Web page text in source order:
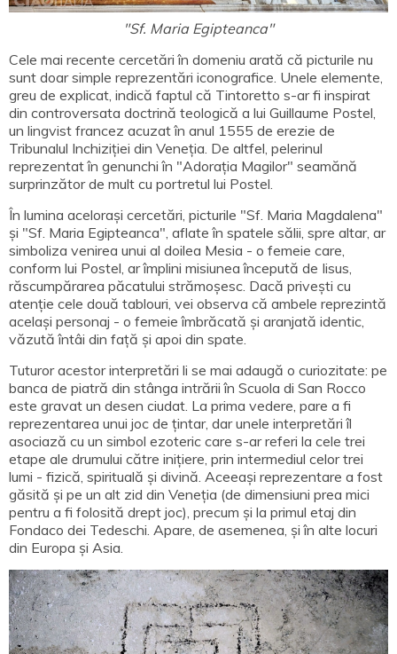
"Sf. Maria Egipteanca"
Cele mai recente cercetări în domeniu arată că picturile nu
sunt doar simple reprezentări iconografice. Unele elemente,
greu de explicat, indică faptul că Tintoretto s-ar fi inspirat
din controversata doctrină teologică a lui Guillaume Postel,
un lingvist francez acuzat în anul 1555 de erezie de
Tribunalul Inchiziției din Veneția. De altfel, pelerinul
reprezentat în genunchi în "Adorația Magilor" seamănă
surprinzător de mult cu portretul lui Postel.
În lumina acelorași cercetări, picturile "Sf. Maria Magdalena"
și "Sf. Maria Egipteanca", aflate în spatele sălii, spre altar, ar
simboliza venirea unui al doilea Mesia - o femeie care,
conform lui Postel, ar împlini misiunea începută de Iisus,
răscumpărarea păcatului strămoșesc. Dacă privești cu
atenție cele două tablouri, vei observa că ambele reprezintă
același personaj - o femeie îmbrăcată și aranjată identic,
văzută întâi din față și apoi din spate.
Tuturor acestor interpretări li se mai adaugă o curiozitate: pe
banca de piatră din stânga intrării în Scuola di San Rocco
este gravat un desen ciudat. La prima vedere, pare a fi
reprezentarea unui joc de țintar, dar unele interpretări îl
asociază cu un simbol ezoteric care s-ar referi la cele trei
etape ale drumului către inițiere, prin intermediul celor trei
lumi - fizică, spirituală și divină. Aceeași reprezentare a fost
găsită și pe un alt zid din Veneția (de dimensiuni prea mici
pentru a fi folosită drept joc), precum și la primul etaj din
Fondaco dei Tedeschi. Apare, de asemenea, și în alte locuri
din Europa și Asia.